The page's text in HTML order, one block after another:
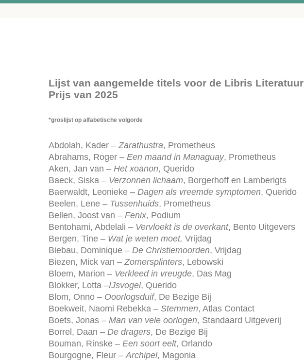
Lijst van aangemelde titels voor de Libris Literatuur
Prijs van 2025
*groslijst op alfabetische volgorde
Abdolah, Kader – Zarathustra, Prometheus
Abrahams, Roger – Een maand in Managuay, Prometheus
Aken, Jan van – Het xoanon, Querido
Baeck, Siska – Verzonnen lichaam, Borgerhoff en Lamberigts
Baerwaldt, Leonieke – Dagen als vreemde symptomen, Querido
Beelen, Lene – Tussenhuids, Prometheus
Bellen, Joost van – Fenix, Podium
Bentohami, Abdelali – Vervloekt is de overkant, Bento Uitgevers
Bergen, Tine – Wat je weten moet, Vrijdag
Biebau, Dominique – De Christiemoorden, Vrijdag
Biezen, Mick van – Zomersplinters, Lebowski
Bloem, Marion – Verkleed in vreugde, Das Mag
Blokker, Lotta –IJsvogel, Querido
Blom, Onno – Ooorlogsduif, De Bezige Bij
Boekweit, Naomi Rebekka – Stemmen, Atlas Contact
Boets, Jonas – Man van vele oorlogen, Standaard Uitgeverij
Borrel, Daan – De dragers, De Bezige Bij
Bouman, Rinske – Een soort eelt, Orlando
Bourgogne, Fleur – Archipel, Magonia